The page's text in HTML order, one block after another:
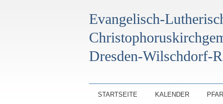
Evangelisch-
Dresden-Wilschdorf-
STARTSEITE KALENDER